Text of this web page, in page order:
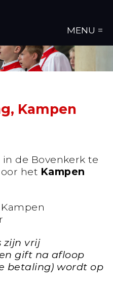
MENU =
Kampen
in de Bovenkerk te
het Kampen
zijn vrij
gift na afloop
betaling) wordt op